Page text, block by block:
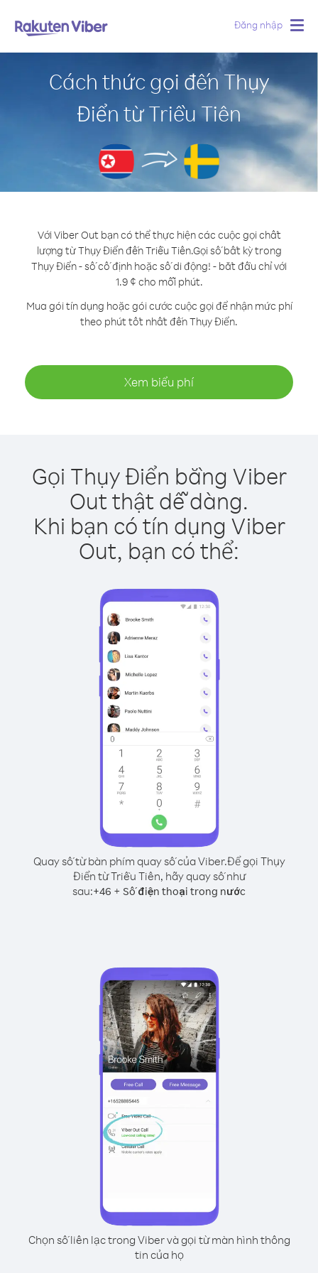
Đăng nhập
Cách thức gọi đến Thụy
Điển từ Triều Tiên
Với Viber Out bạn có thể thực hiện các cuộc gọi chất
lượng từ Thụy Điển đến Triều Tiên.Gọi số bất kỳ trong
Thụy Điển - số cố định hoặc số di động! - bắt đầu chỉ với
1.9 ¢ cho mỗi phút.
Mua gói tín dụng hoặc gói cước cuộc gọi để nhận mức phí
theo phút tốt nhất đến Thụy Điển.
Xem biểu phí
Gọi Thụy Điển bằng Viber
Out thật dễ dàng.
Khi bạn có tín dụng Viber
Out, bạn có thể:
Quay số từ bàn phím quay số của Viber.Để gọi Thụy
Điển từ Triều Tiên, hãy quay số như
sau:+46 + Số điện thoại trong nước
Chọn số liên lạc trong Viber và gọi từ màn hình thông
tin của họ